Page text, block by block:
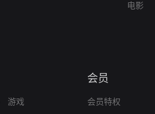
电影
游戏
会员
会员特权